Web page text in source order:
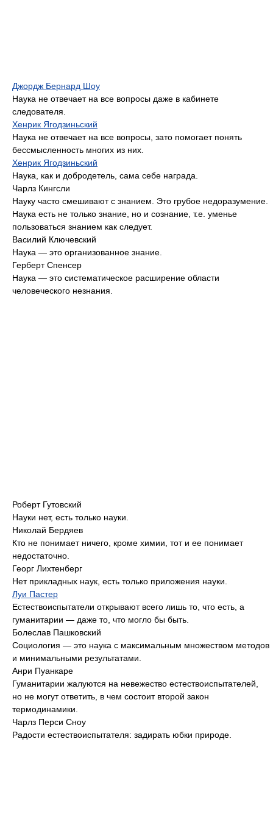
Джордж Бернард Шоу
Наука не отвечает на все вопросы даже в кабинете
следователя.
Хенрик Ягодзиньский
Наука не отвечает на все вопросы, зато помогает понять
бессмысленность многих из них.
Хенрик Ягодзиньский
Наука, как и добродетель, сама себе награда.
Чарлз Кингсли
Науку часто смешивают с знанием. Это грубое недоразумение.
Наука есть не только знание, но и сознание, т.е. уменье
пользоваться знанием как следует.
Василий Ключевский
Наука — это организованное знание.
Герберт Спенсер
Наука — это систематическое расширение области
человеческого незнания.
Роберт Гутовский
Науки нет, есть только науки.
Николай Бердяев
Кто не понимает ничего, кроме химии, тот и ее понимает
недостаточно.
Георг Лихтенберг
Нет прикладных наук, есть только приложения науки.
Луи Пастер
Естествоиспытатели открывают всего лишь то, что есть, а
гуманитарии — даже то, что могло бы быть.
Болеслав Пашковский
Социология — это наука с максимальным множеством методов
и минимальными результатами.
Анри Пуанкаре
Гуманитарии жалуются на невежество естествоиспытателей,
но не могут ответить, в чем состоит второй закон
термодинамики.
Чарлз Перси Сноу
Радости естествоиспытателя: задирать юбки природе.